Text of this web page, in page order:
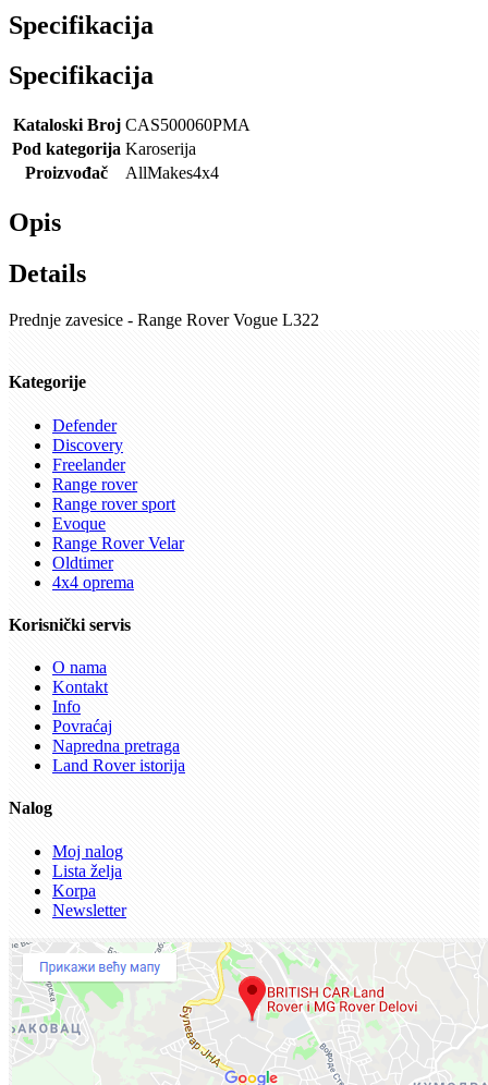
Specifikacija
Specifikacija
Kataloski Broj CAS500060PMA
Pod kategorija Karoserija
Proizvođač
AllMakes4x4
Opis
Details
Prednje zavesice - Range Rover Vogue L322
Kategorije
Defender
Discovery
Freelander
Range rover
Range rover sport
Evoque
Range Rover Velar
Oldtimer
4x4 oprema
Korisnički servis
O nama
Kontakt
Info
Povraćaj
Napredna pretraga
Land Rover istorija
Nalog
Moj nalog
Lista želja
Korpa
Newsletter